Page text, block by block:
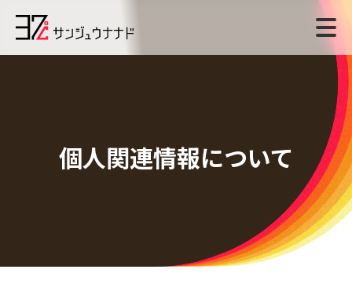
個人関連情報について